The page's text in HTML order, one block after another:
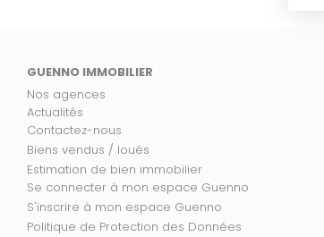
GUENNO IMMOBILIER
Nos agences
Actualités
Contactez-nous
Biens vendus / loués
Estimation de bien immobilier
Se connecter à mon espace Guenno
S'inscrire à mon espace Guenno
Politique de Protection des Données